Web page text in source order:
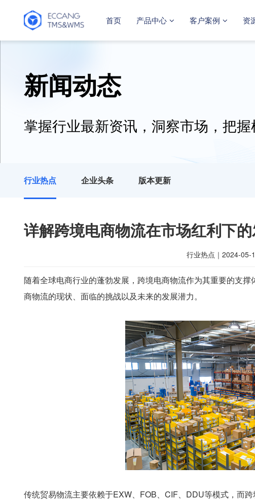
首页 产品中心 客户案例 资
新闻动态
掌握行业最新资讯，洞察市场，把握
行业热点 企业头条 版本更新
详解跨境电商物流在市场红利下
行业热点 ｜ 2024-05-
随着全球电商行业的蓬勃发展，跨境电商物流作为其重要的支
商物流的现状、面临的挑战以及未来的发展潜力。
传统贸易物流主要依赖于EXW、FOB、CIF、DDU等模式，而